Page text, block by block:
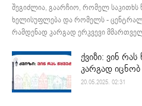
შეგიძლია, გაარჩიო, რომელ საკითხს
ხელისუფლება და რომელს -
რამდენად კარგად ერკვევი
ქვიზი: ვინ
კარგად
20.05.2025. 02:31